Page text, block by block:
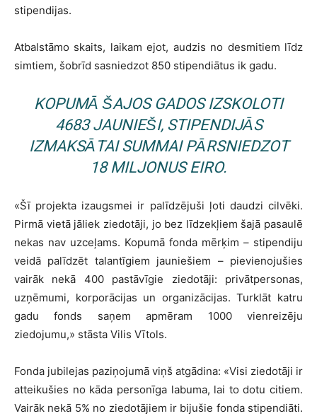
stipendijas.
Atbalstāmo skaits, laikam ejot, audzis no desmitiem līdz
simtiem, šobrīd sasniedzot 850 stipendiātus ik gadu.
KOPUMĀ ŠAJOS GADOS IZSKOLOTI
4683 JAUNIEŠI, STIPENDIJĀS
IZMAKSĀTAI SUMMAI PĀRSNIEDZOT
18 MILJONUS EIRO.
«Šī projekta izaugsmei ir palīdzējuši ļoti daudzi cilvēki.
Pirmā vietā jāliek ziedotāji, jo bez līdzekļiem šajā pasaulē
nekas nav uzceļams. Kopumā fonda mērķim – stipendiju
veidā palīdzēt talantīgiem jauniešiem – pievienojušies
vairāk nekā 400 pastāvīgie ziedotāji: privātpersonas,
uzņēmumi, korporācijas un organizācijas. Turklāt katru
gadu fonds saņem apmēram 1000 vienreizēju
ziedojumu,» stāsta Vilis Vītols.
Fonda jubilejas paziņojumā viņš atgādina: «Visi ziedotāji ir
atteikušies no kāda personīga labuma, lai to dotu citiem.
Vairāk nekā 5% no ziedotājiem ir bijušie fonda stipendiāti.